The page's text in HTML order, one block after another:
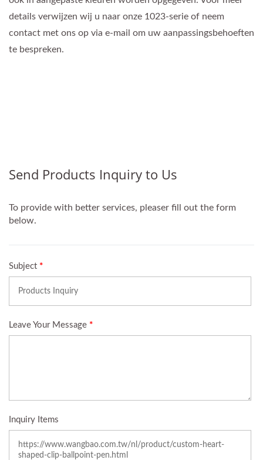
details verwijzen wij u naar onze 1023-serie of neem
contact met ons op via e-mail om uw aanpassingsbehoeften
te bespreken.